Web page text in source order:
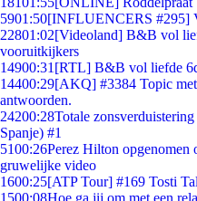
5901:50[INFLUENCERS #295]
22801:02[Videoland] B&B vol
vooruitkijkers
14900:31 [RTL] B&B vol liefde
14400:29[AKQ] #3384 Topic
antwoorden.
24200:28Totale
Spanje) #1
5100:26Perez Hilton opgenomen
gruwelijke video
1600:25[ATP Tour] #169 Tosti
1500:08Hoe ga jij om met een